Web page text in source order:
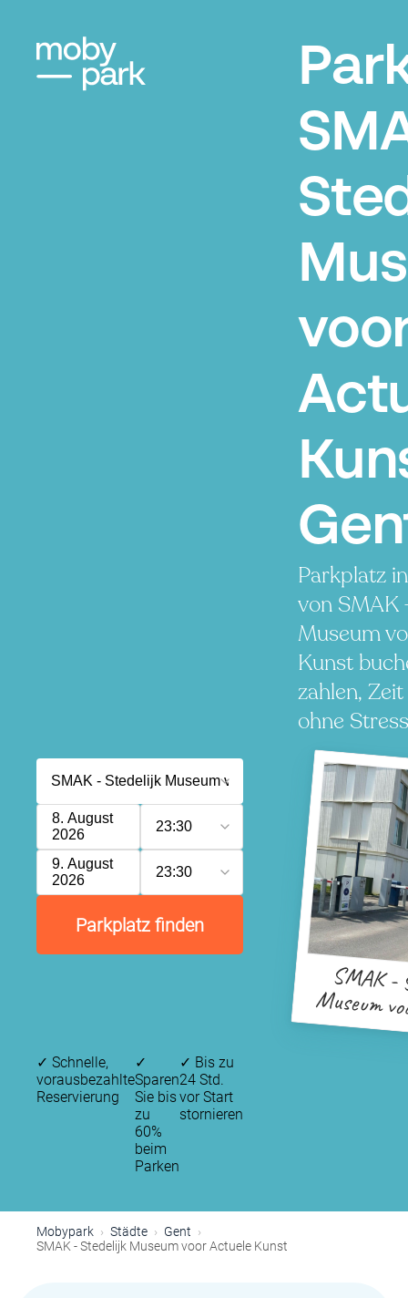
Parkplatz
von SMAK
Museum
Kunst
zahlen,
ohne
8. August
2026
23:30
9. August
2026
23:30
Parkplatz finden
SMAK -
Museum
✓ Schnelle,
vorausbezahlte
Reservierung
✓
Sparen
Sie bis
zu
60%
beim
Parken
✓ Bis zu
24 Std.
vor Start
stornieren
Mobypark Städte
Gent
SMAK - Stedelijk Museum voor Actuele Kunst